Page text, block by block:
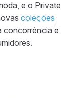
e o Private
coleções
concorrência e